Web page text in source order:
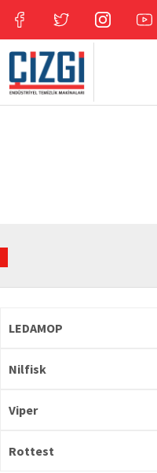
LEDAMOP
Nilfisk
Viper
Rottest